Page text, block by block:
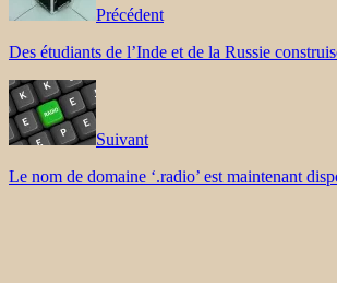
Précédent
Des étudiants de l’Inde et de la Russie
Suivant
Le nom de domaine ‘.radio’ est maintenant